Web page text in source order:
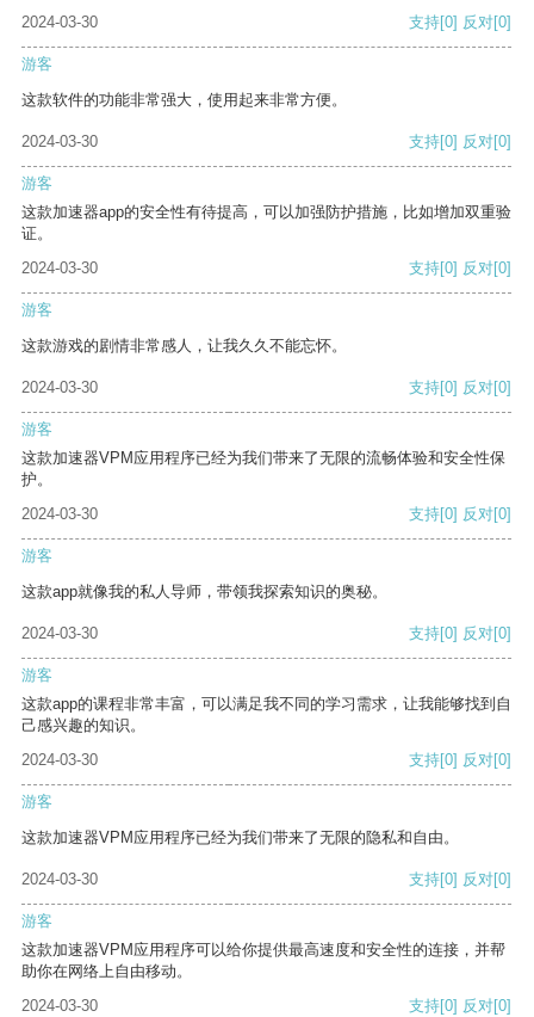
2024-03-30 支持[0] 反对[0]
游客
这款软件的功能非常强大，使用起来非常方便。
2024-03-30 支持[0] 反对[0]
游客
这款加速器app的安全性有待提高，可以加强防护措施，比如增加双重验
证。
2024-03-30
支持[0] 反对[0]
游客
这款游戏的剧情非常感人，让我久久不能忘怀。
2024-03-30 支持[0] 反对[0]
游客
这款加速器VPM应用程序已经为我们带来了无限的流畅体验和安全性保
护。
2024-03-30
支持[0] 反对[0]
游客
这款app就像我的私人导师，带领我探索知识的奥秘。
2024-03-30 支持[0] 反对[0]
游客
这款app的课程非常丰富，可以满足我不同的学习需求，让我能够找到自
己感兴趣的知识。
2024-03-30
支持[0] 反对[0]
游客
这款加速器VPM应用程序已经为我们带来了无限的隐私和自由。
2024-03-30 支持[0] 反对[0]
游客
这款加速器VPM应用程序可以给你提供最高速度和安全性的连接，并帮
助你在网络上自由移动。
2024-03-30
支持[0] 反对[0]